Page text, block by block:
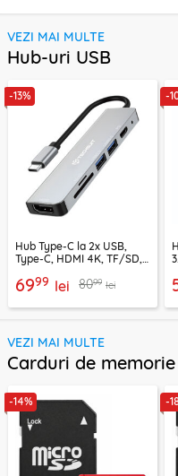
VEZI MAI MULTE
Hub-uri USB
-13%
Hub Type-C la 2x USB,
Type-C, HDMI 4K, TF/SD,
6999 lei 8099 lei
-
VEZI MAI MULTE
Carduri de memorie
-14% -